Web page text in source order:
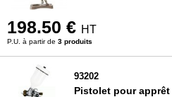
198.50 € HT
P.U. à partir de 3 produits
93202
Pistolet pour apprêt